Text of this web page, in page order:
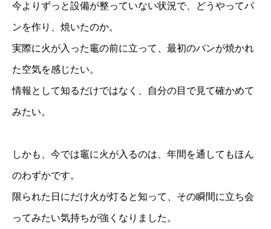
今よりずっと設備が整っていない状況で、どうやってパ
ンを作り、焼いたのか。
実際に火が入った竈の前に立って、最初のパンが焼かれ
た空気を感じたい。
情報として知るだけではなく、自分の目で見て確かめて
みたい。
しかも、今では竈に火が入るのは、年間を通してもほん
のわずかです。
限られた日にだけ火が灯ると知って、その瞬間に立ち会
ってみたい気持ちが強くなりました。